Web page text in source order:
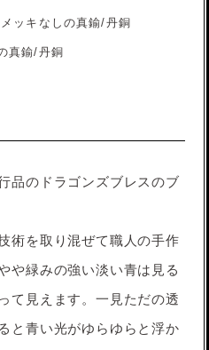
ッキなしの真鍮/丹銅
真鍮/丹銅
品のドラゴンズブレスのブ
術を取り混ぜて職人の手作
や緑みの強い淡い青は見る
て見えます。一見ただの透
と青い光がゆらゆらと浮か